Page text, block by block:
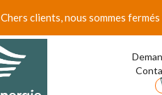
Chers clients, nous sommes